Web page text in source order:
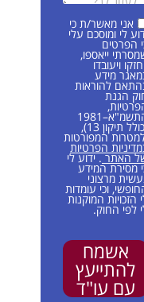
אני מאשר/ת כי
לי ומוסכם עלי
הפרטים
ייאספו,
ויעובדו
מידע
להוראות
הגנת
התשמ"א–1981
(כולל תיקון 13),
המפורטות
הפרטיות
האתר. ידוע לי
מסירת המידע
מרצוני
וכי עומדות
הזכויות המוקנות
לפי החוק.
אשמח
להתייעץ
עם עו"ד